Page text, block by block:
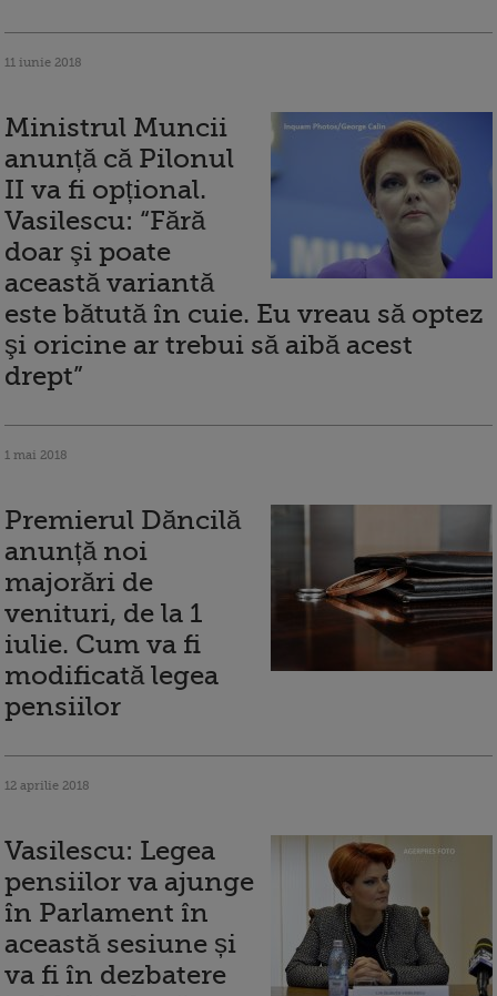
11 iunie 2018
Ministrul Muncii
anunță că Pilonul
II va fi opțional.
Vasilescu: “Fără
doar şi poate
această variantă
este bătută în cuie. Eu vreau să optez
şi oricine ar trebui să aibă acest
drept”
1 mai 2018
Premierul Dăncilă
anunță noi
majorări de
venituri, de la 1
iulie. Cum va fi
modificată legea
pensiilor
12 aprilie 2018
Vasilescu: Legea
pensiilor va ajunge
în Parlament în
această sesiune și
va fi în dezbatere